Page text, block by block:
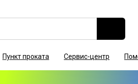
Пункт проката Сервис-центр